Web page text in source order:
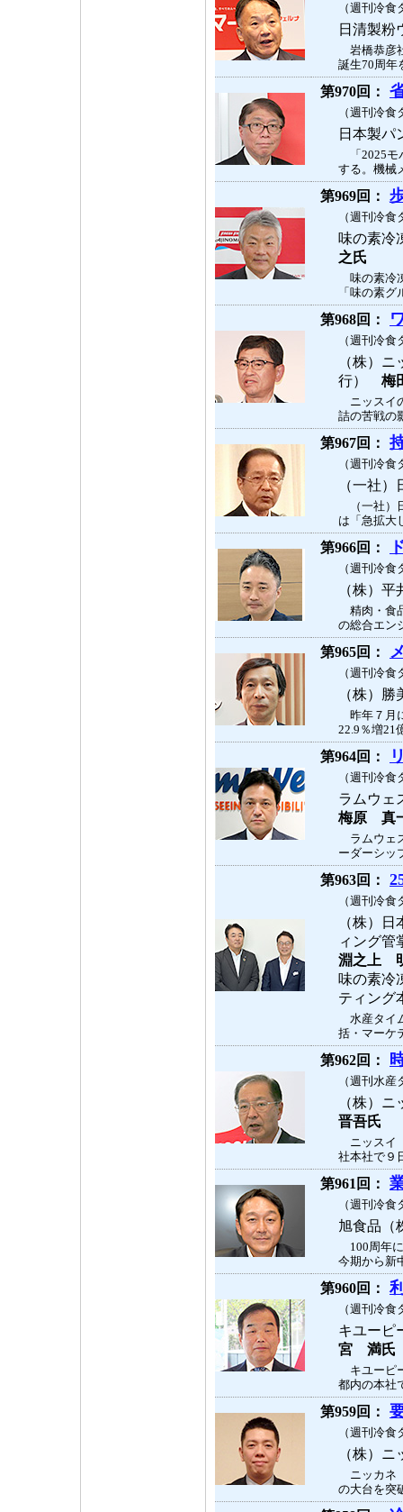
（週刊冷
日清製
岩橋恭彦
誕生70周年
第970回：
（週刊冷
日本製
「2025モ
する。機械
第969回：
（週刊冷
味の素
之氏
味の素冷
「味の素
第968回：
（週刊冷
（株）
行） 梅
ニッスイ
詰の苦戦の
第967回：
（週刊冷
（一社
（一社）
は「急拡大
第966回：
（週刊冷
（株）
精肉・食
の総合エン
第965回：
（週刊冷
（株）
昨年７月
22.9％増21
第964回：
（週刊冷
ラムウ
梅原 真
ラムウェ
ーダーシッ
第963回：
（週刊冷
（株）
ィング管
淵之上
味の素冷
ティン
水産タイ
括・マーケ
第962回：
（週刊水
（株）
晋吾氏
ニッスイ
社本社で９
第961回：
（週刊冷
旭食品
100周年
今期から新
第960回：
（週刊冷
キユー
宮 満氏
キユーピ
都内の本社
第959回：
（週刊冷
（株）
ニッカネ
の大台を突